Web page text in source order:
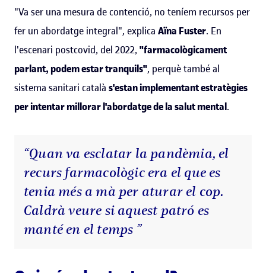
"Va ser una mesura de contenció, no teníem recursos per
fer un abordatge integral", explica Aïna Fuster. En
l'escenari postcovid, del 2022, "farmacològicament
parlant, podem estar tranquils", perquè també al
sistema sanitari català s'estan implementant estratègies
per intentar millorar l'abordatge de la salut mental.
“Quan va esclatar la pandèmia, el
recurs farmacològic era el que es
tenia més a mà per aturar el cop.
Caldrà veure si aquest patró es
manté en el temps ”